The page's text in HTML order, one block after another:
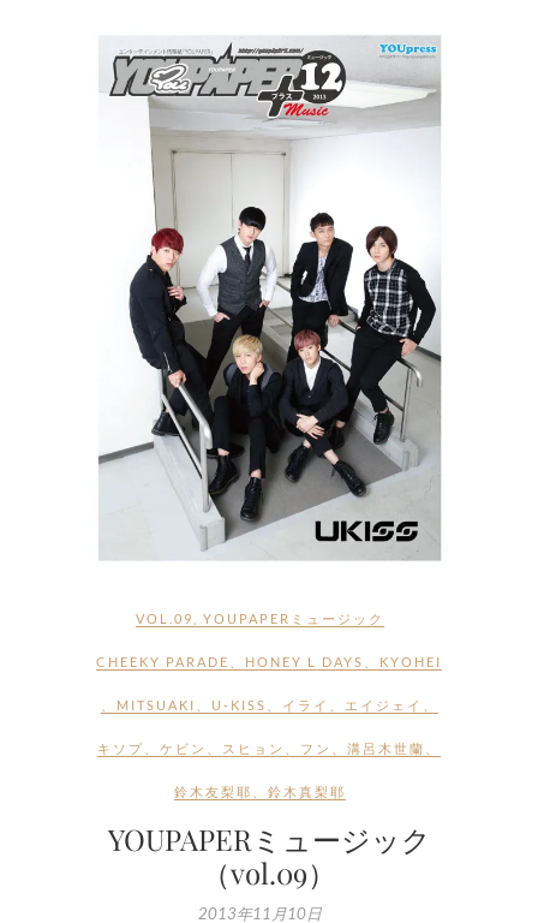
VOL.09 YOUPAPERミュージック
CHEEKY PARADE HONEY L DAYS KYOHEI
MITSUAKI U-KISS イライ エイジェイ
キソプ ケビン スヒョン フン 溝呂木世蘭
鈴木友梨耶 鈴木真梨耶
YOUPAPERミュージック
（vol.09）
2013年11月10日